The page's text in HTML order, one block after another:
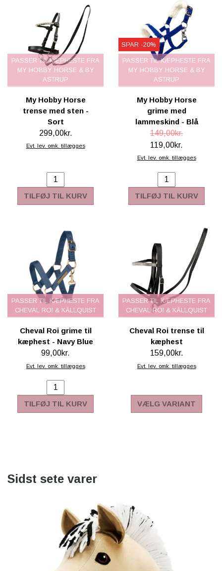
PASSER TIL KÆPHESTE FRA
MY HOBBY HORSE & BY
ASTRUP
My Hobby Horse
trense med sten -
Sort
299,00kr.
Evt. lev. omk. tillægges
TILFØJ TIL KURV
SPAR -20%
PASSER TIL KÆPHESTE FRA
MY HOBBY HORSE & BY
ASTRUP
My Hobby Horse
grime med
lammeskind - Blå
149,00kr.
119,00kr.
Evt. lev. omk. tillægges
TILFØJ TIL KURV
PASSER TIL KÆPHESTE FRA
CHEVAL ROI & KÄLLQUIST
Cheval Roi grime til
kæphest - Navy Blue
99,00kr.
Evt. lev. omk. tillægges
TILFØJ TIL KURV
PASSER TIL KÆPHESTE FRA
CHEVAL ROI & KÄLLQUIST
Cheval Roi trense til
kæphest
159,00kr.
Evt. lev. omk. tillægges
VÆLG VARIANT
Sidst sete varer